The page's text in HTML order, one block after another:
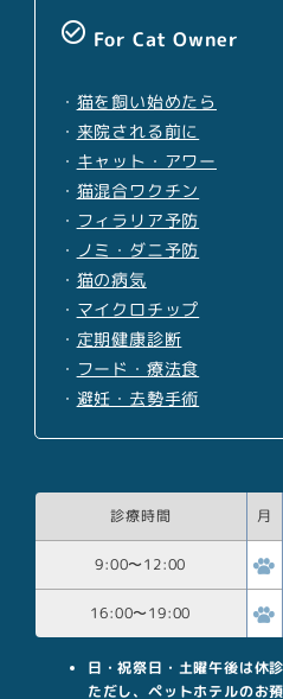
check_circle_outline For Cat Owner
・ 猫を飼い始めたら
・ 来院される前に
・ キャット・アワー
・ 猫混合ワクチン
・ フィラリア予防
・ ノミ・ダニ予防
・ 猫の病気
・ マイクロチップ
・ 定期健康診断
・ フード・療法食
・ 避妊・去勢手術
診療時間 月
9:00〜12:00
16:00〜19:00
日・祝祭日・土曜午後は休診
ただし、ペットホテルのお